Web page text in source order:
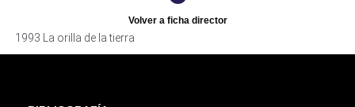
Volver a ficha director
1993 La orilla de la tierra